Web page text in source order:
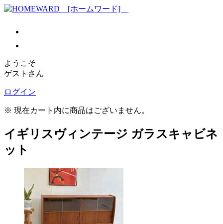
ようこそ
ゲストさん
ログイン
※ 現在カート内に商品はございません。
イギリスヴィンテージ ガラスキャビネ
ット